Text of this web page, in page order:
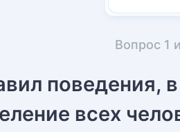
Вопрос 1
поведения,
всех